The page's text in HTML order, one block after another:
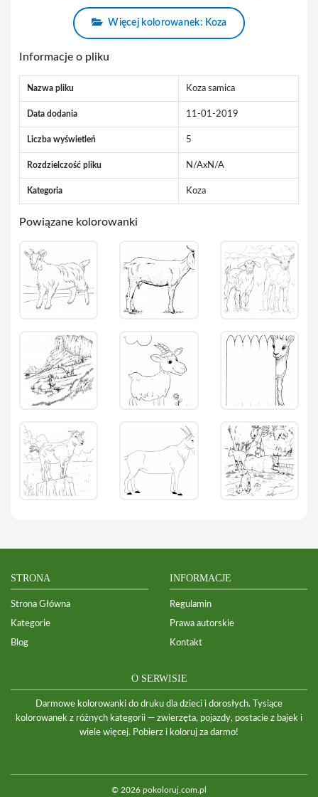
Więcej kolorowanek: Koza
Informacje o pliku
Nazwa pliku Koza samica
Data dodania 11-01-2019
Liczba wyświetleń 5
Rozdzielczość pliku N/AxN/A
Kategoria Koza
Powiązane kolorowanki
STRONA
Strona Główna
Kategorie
Blog
INFORMACJE
Regulamin
Prawa autorskie
Kontakt
O SERWISIE
Darmowe kolorowanki do druku dla dzieci i dorosłych. Tysiące
kolorowanek z różnych kategorii — zwierzęta, pojazdy, postacie z bajek i
wiele więcej. Pobierz i koloruj za darmo!
© 2026 pokoloruj.com.pl